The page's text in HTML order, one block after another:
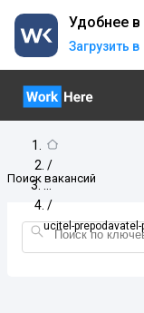
Удобнее
Загрузить в
/
/
ucitel-
Поиск вакансий